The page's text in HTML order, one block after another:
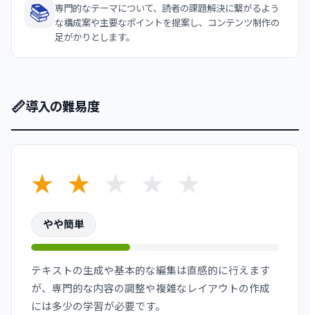
📚 専門的なテーマについて、読者の課題解決に繋がるよう
な構成案や主要なポイントを提案し、コンテンツ制作の
足がかりとします。
📏導入の難易度
★ ★ ★ ★ ★
やや簡単
テキストの生成や基本的な編集は直感的に行えます
が、専門的な内容の調整や複雑なレイアウトの作成
には多少の学習が必要です。